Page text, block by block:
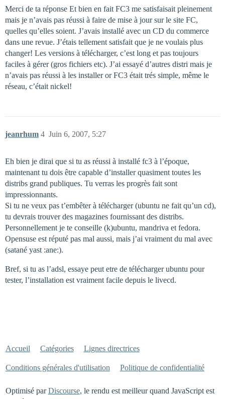
Merci de ta réponse Et bien en fait FC3 me satisfaisait pleinement
mais je n’avais pas réussi à faire de mise à jour sur le site FC,
quelles qu’elles soient. J’avais installé avec un CD du commerce
dans une revue. J’étais tellement satisfait que je ne voulais plus
changer! Les versions à télécharger, c’est long et pas toujours
faciles à gérer (gros fichiers etc). J’ai essayé d’autres distri mais je
n’avais pas réussi à les installer or FC3 était trés simple, même le
réseau, c’était nickel!
jeanrhum Juin 6, 2007, 5:27
4
Eh bien je dirai que si tu as réussi à installé fc3 à l’époque,
maintenant tu dois être capable d’installer quasiment toutes les
distribs grand publiques. Tu verras les progrès fait sont
impressionnants.
Si tu ne veux pas t’embêter à télécharger (ubuntu ne fait qu’un cd),
tu devrais trouver des magazines fournissant des distribs.
Personnellement je te conseille (k)ubuntu, mandriva et fedora.
Opensuse est réputé pas mal aussi, mais j’ai vraiment du mal avec
(satané yast :ane:).
Bref, si tu as l’adsl, essaye peut etre de télécharger ubuntu pour
tester, l’installation est vraiment facile depuis le livecd.
Accueil Catégories Lignes directrices
Conditions générales d'utilisation Politique de confidentialité
Optimisé parDiscourse, le rendu est meilleur quand JavaScript est